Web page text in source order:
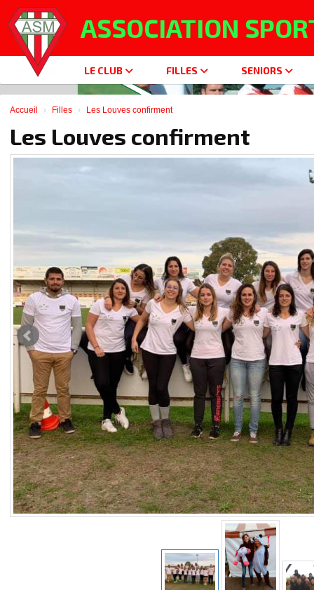
ASSOCIATION
LE CLUB FILLES SENIORS
Accueil Filles Les Louves confirment
Les Louves confirment
Panneau de gestion des cookies